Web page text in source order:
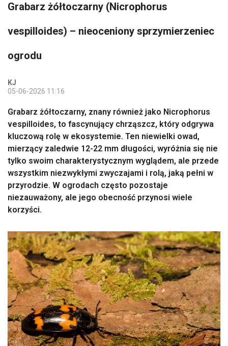
Grabarz żółtoczarny (Nicrophorus
vespilloides) – nieoceniony sprzymierzeniec
ogrodu
KJ
05-06-2026 11:16
Grabarz żółtoczarny, znany również jako Nicrophorus
vespilloides, to fascynujący chrząszcz, który odgrywa
kluczową rolę w ekosystemie. Ten niewielki owad,
mierzący zaledwie 12-22 mm długości, wyróżnia się nie
tylko swoim charakterystycznym wyglądem, ale przede
wszystkim niezwykłymi zwyczajami i rolą, jaką pełni w
przyrodzie. W ogrodach często pozostaje
niezauważony, ale jego obecność przynosi wiele
korzyści.